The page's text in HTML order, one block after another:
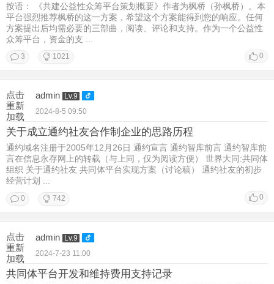
按语： 《共建公益性众筹平台策划概要》作者为枫桥（孙枫桥）。本
平台强烈推荐枫桥的这一方案，希望这个方案能得到您的响应。任何
方案提出后均需必要的三部曲，阅读、评论和支持。作为一个公益性
众筹平台，资金的支 ...
0
3 1021
点击
重新
加载
admin
Lv.9
2024-8-5 09:50
关于成立通约社友合作制企业的思路历程
通约域名注册于2005年12月26日 通约宣言 通约智库前言 通约智库前
言在信息永存网上的转载（与上同，仅为阅读方便） 世界大同:共同体
组织 关于通约社友 共同体平台实现方案（讨论稿） 通约社友的初步
经营计划 ...
0
0 742
点击
重新
加载
admin
Lv.9
2024-7-23 11:00
共同体平台开发和维持费用支持记录